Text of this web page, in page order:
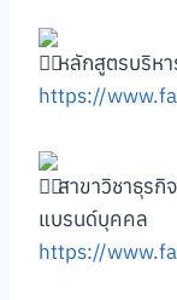
หลักสูตรบริห
https://
สาขาวิชาธุรกิ
แบรนด์บุคคล
https://